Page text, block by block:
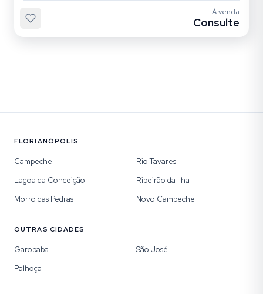
À venda
Consulte
FLORIANÓPOLIS
Campeche
Rio Tavares
Lagoa da Conceição
Ribeirão da Ilha
Morro das Pedras
Novo Campeche
OUTRAS CIDADES
Garopaba
São José
Palhoça